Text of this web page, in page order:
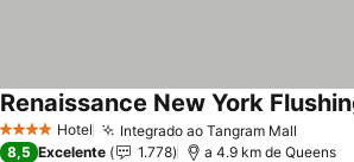
4 EstrelasHotel Integrado ao Tangram Mall
Ver preços
8,5 Excelente 1.778 a 4.9 km de Queens